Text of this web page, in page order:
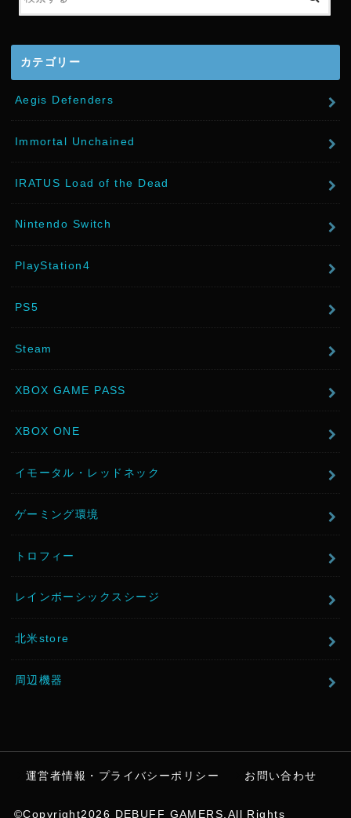
r
カテゴリー
Aegis Defenders
Immortal Unchained
IRATUS Load of the Dead
Nintendo Switch
PlayStation4
PS5
Steam
XBOX GAME PASS
XBOX ONE
イモータル・レッドネック
ゲーミング環境
トロフィー
レインボーシックスシージ
北米store
周辺機器
運営者情報・プライバシーポリシー お問い合わせ
©Copyright2026 DEBUFF GAMERS .All Rights